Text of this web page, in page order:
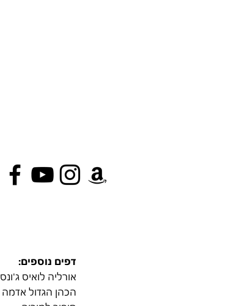
דפים נוספים:
אורליה לואיס ג'ונס
הכהן הגדול אדמה